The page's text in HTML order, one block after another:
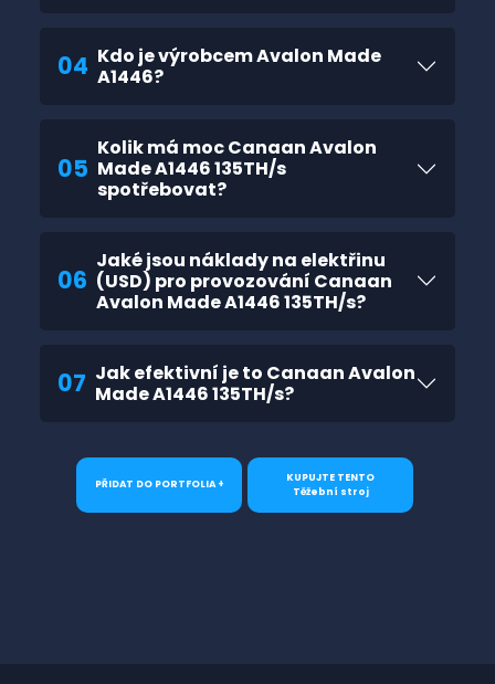
04 Kdo je výrobcem Avalon Made
A1446?
05
Kolik má moc Canaan Avalon
Made A1446 135TH/s
spotřebovat?
06
Jaké jsou náklady na elektřinu
(USD) pro provozování Canaan
Avalon Made A1446 135TH/s?
07 Jak efektivní je to Canaan Avalon
Made A1446 135TH/s?
PŘIDAT DO PORTFOLIA +
KUPUJTE TENTO
Těžební stroj